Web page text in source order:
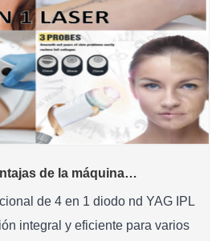
de la máquina
de 4 en 1 diodo nd YAG IPL
integral y eficiente para varios